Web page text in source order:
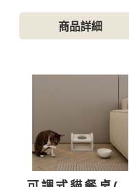
商品詳細